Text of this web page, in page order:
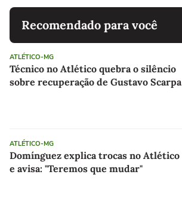
Recomendado para você
ATLÉTICO-MG
Técnico no Atlético quebra o silêncio
sobre recuperação de Gustavo Scarpa
ATLÉTICO-MG
Domínguez explica trocas no Atlético
e avisa: "Teremos que mudar"